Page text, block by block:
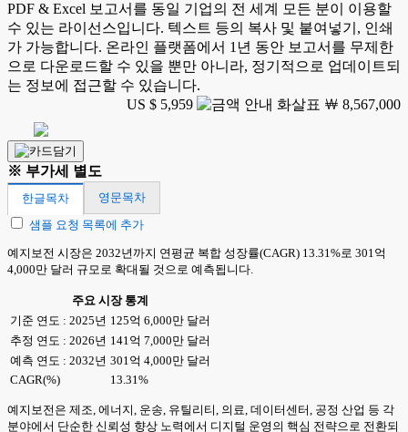
PDF & Excel 보고서를 동일 기업의 전 세계 모든 분이 이용할
수 있는 라이선스입니다. 텍스트 등의 복사 및 붙여넣기, 인쇄
가 가능합니다. 온라인 플랫폼에서 1년 동안 보고서를 무제한
으로 다운로드할 수 있을 뿐만 아니라, 정기적으로 업데이트되
는 정보에 접근할 수 있습니다.
US $ 5,959
￦ 8,567,000
※ 부가세 별도
한글목차
영문목차
샘플 요청 목록에 추가
예지보전 시장은 2032년까지 연평균 복합 성장률(CAGR) 13.31%로 301억
4,000만 달러 규모로 확대될 것으로 예측됩니다.
주요 시장 통계
기준 연도 : 2025년 125억 6,000만 달러
추정 연도 : 2026년 141억 7,000만 달러
예측 연도 : 2032년 301억 4,000만 달러
CAGR(%)
13.31%
예지보전은 제조, 에너지, 운송, 유틸리티, 의료, 데이터센터, 공정 산업 등 각
분야에서 단순한 신뢰성 향상 노력에서 디지털 운영의 핵심 전략으로 전환되